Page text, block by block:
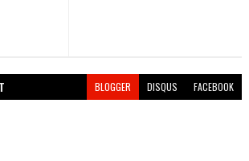
BLOGGER DISQUS FACEBOOK